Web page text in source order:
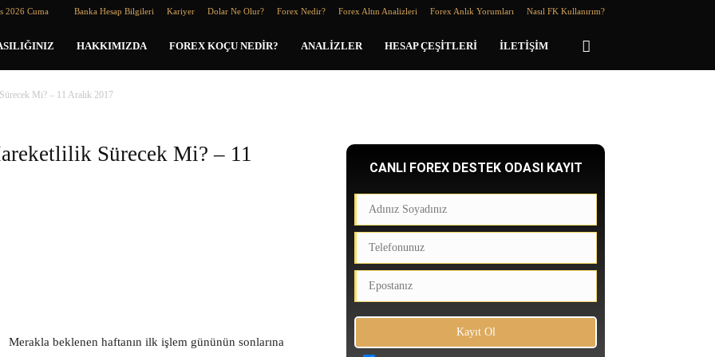
2026 Cuma Banka Hesap Bilgileri Kariyer Dolar Ne Olur? Forex Nedir? Forex Altın Analizleri Forex Anlık Yorumları Nasıl FK Kullanırım?
HAKKIMIZDA FOREX KOÇU NEDIR? ANALIZLER HESAP ÇEŞITLERI İLETIŞIM
Mi? – 11 Aralık 2017
Sürecek Mi? – 11
Merakla beklenen haftanın ilk işlem gününün sonlarına
CANLI FOREX DESTEK ODASI KAYIT